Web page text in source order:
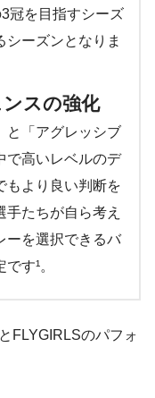
冠を目指すシーズ
シーズンとなりま
スの強化
と「アグレッシブ
で高いレベルのデ
もより良い判断を
手たちが自ら考え
ーを選択できるバ
す¹。
FLYGIRLSのパフォ